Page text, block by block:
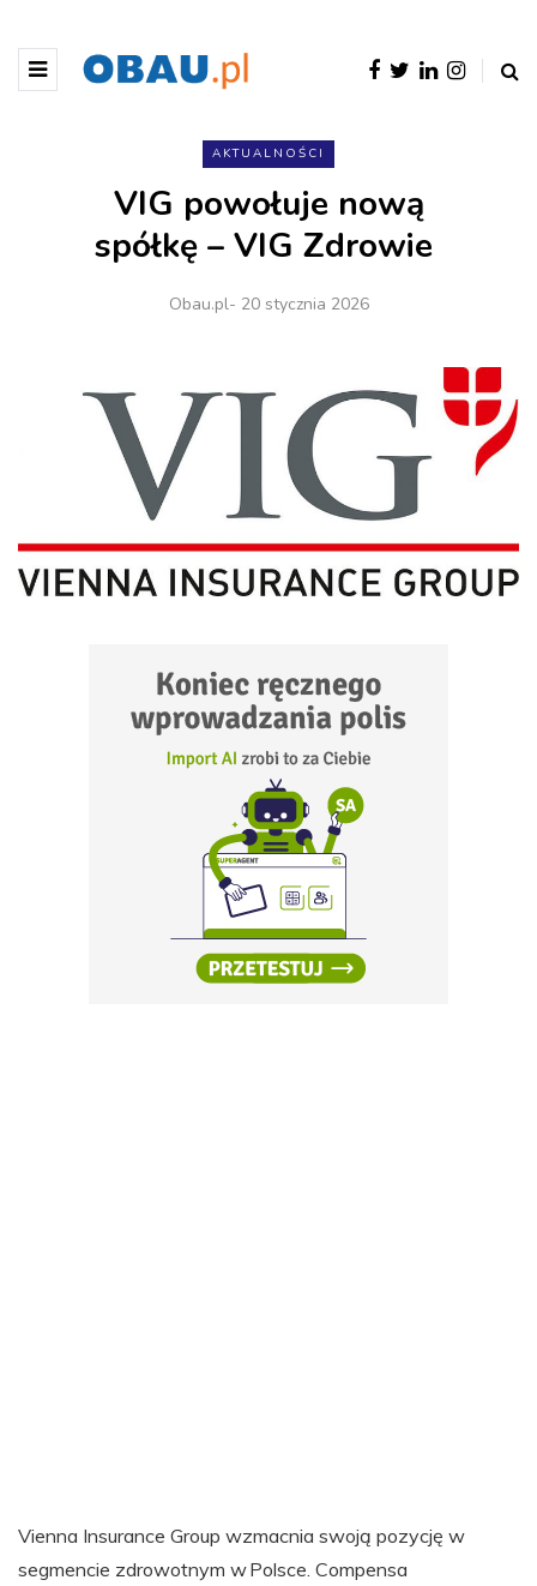
AKTUALNOŚCI
VIG powołuje nową
spółkę – VIG Zdrowie
Obau.pl- 20 stycznia 2026
Vienna Insurance Group wzmacnia swoją pozycję w
segmencie zdrowotnym w Polsce. Compensa